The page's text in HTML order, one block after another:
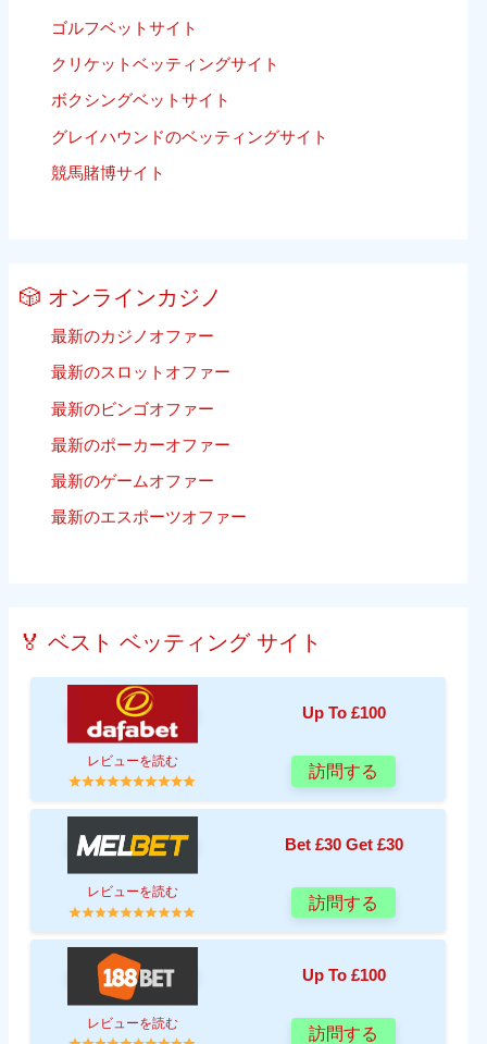
テ
ィ
ン
ゴルフベットサイト
クリケットベッティングサイト
ボクシングベットサイト
グレイハウンドのベッティングサイト
競馬賭博サイト
🎲 オンラインカジノ
最新のカジノオファー
最新のスロットオファー
最新のビンゴオファー
最新のポーカーオファー
最新のゲームオファー
最新のエスポーツオファー
🏅 ベスト ベッティング サイト
Up To £100
レビューを読む
訪問する
Bet £30 Get £30
レビューを読む
訪問する
Up To £100
レビューを読む
訪問する